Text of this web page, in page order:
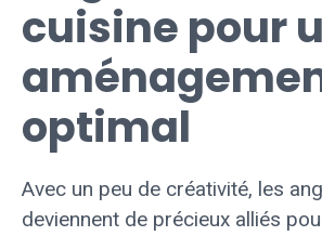
cuisine pour
optimal
Avec un peu de créativité, les
deviennent de précieux alliés